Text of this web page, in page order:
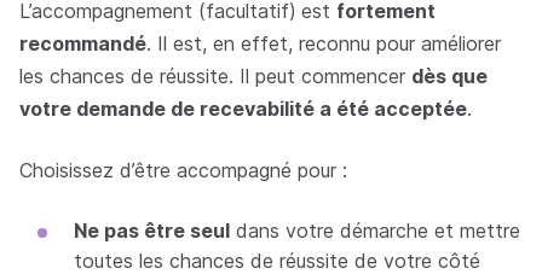
L’accompagnement (facultatif) est fortement
recommandé. Il est, en effet, reconnu pour améliorer
les chances de réussite. Il peut commencer dès que
votre demande de recevabilité a été acceptée.
Choisissez d’être accompagné pour :
Ne pas être seul dans votre démarche et mettre
toutes les chances de réussite de votre côté